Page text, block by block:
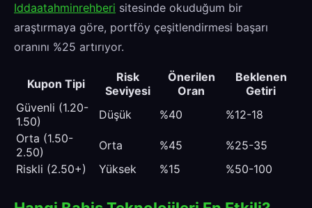
Iddaatahminrehberi sitesinde okuduğum bir
araştırmaya göre, portföy çeşitlendirmesi başarı
oranını %25 artırıyor.
Kupon Tipi
Risk
Seviyesi
Önerilen
Oran
Beklenen
Getiri
Güvenli (1.20-
1.50)
Düşük %40
%12-18
Orta (1.50-
2.50)
Orta %45
%25-35
Riskli (2.50+)
Yüksek %15 %50-100